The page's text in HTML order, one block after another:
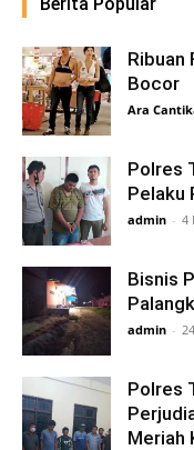
Ribuan
Bocor
Ara
Polres
Pelaku
admin - 4
Bisnis
admin -
Polres
Meriah